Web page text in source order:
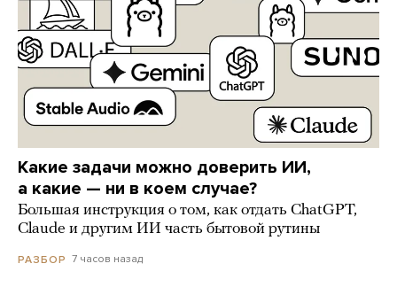
Какие задачи можно доверить ИИ,
а какие — ни в коем случае?
Большая инструкция о том, как отдать ChatGPT,
Claude и другим ИИ часть бытовой рутины
РАЗБОР 7 часов назад